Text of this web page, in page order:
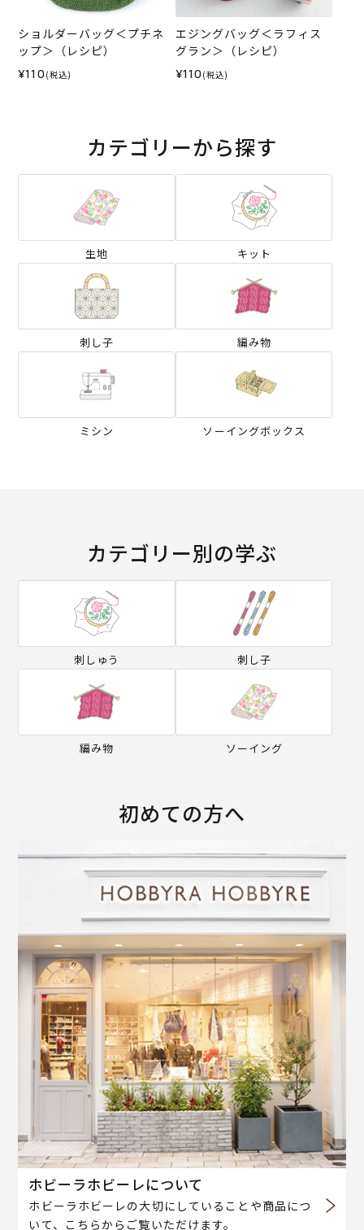
ショルダーバッグ＜プチネ
ップ＞（レシピ）
¥110 (税込)
エジングバッグ＜ラフィス
グラン＞（レシピ）
¥110 (税込)
カテゴリーから探す
生地 キット
刺し子 編み物
ミシン ソーイングボックス
カテゴリー別の学ぶ
刺しゅう 刺し子
編み物 ソーイング
初めての方へ
ホビーラホビーレについて
ホビーラホビーレの大切にしていることや商品につ
いて、こちらからご覧いただけます。